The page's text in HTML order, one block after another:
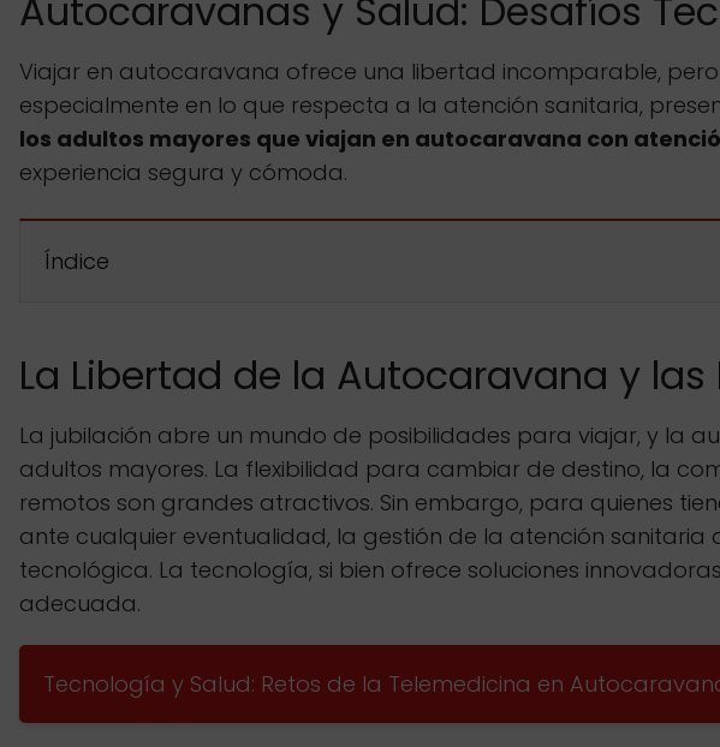
Autocaravanas y Salud: Desafíos
Viajar en autocaravana ofrece una libertad incomparable,
especialmente en lo que respecta a la atención sanitaria,
los adultos mayores que viajan en autocaravana con
experiencia segura y cómoda.
Índice
La Libertad de la Autocaravana y
La jubilación abre un mundo de posibilidades para viajar, y la
adultos mayores. La flexibilidad para cambiar de destino, la
remotos son grandes atractivos. Sin embargo, para quienes
ante cualquier eventualidad, la gestión de la atención
tecnológica. La tecnología, si bien ofrece soluciones
adecuada.
Tecnología y Salud: Retos de la Telemedicina en